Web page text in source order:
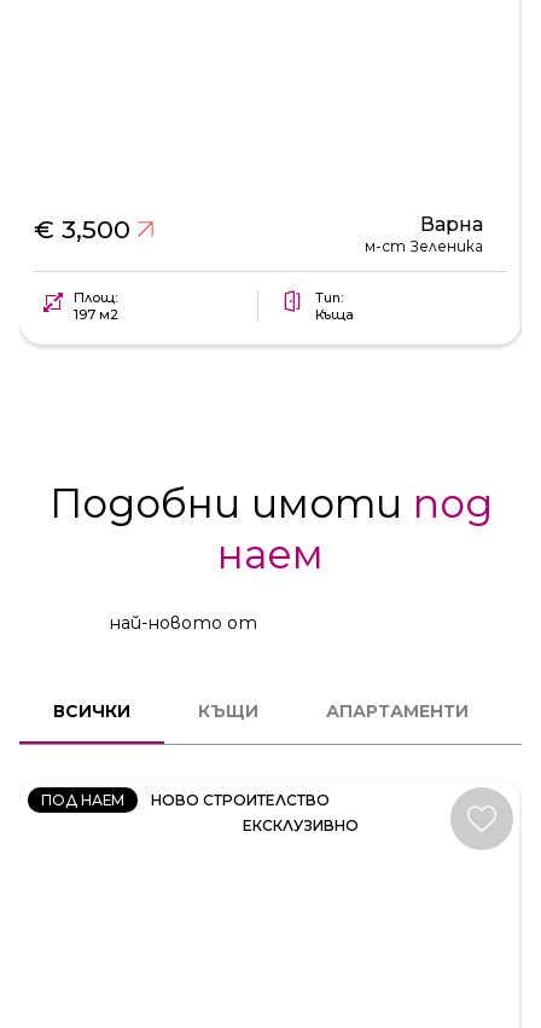
€ 3,500 Варна
м-ст Зеленика
Площ:
197 м2
Тип:
Къща
Подобни имоти под
наем
най-новото от
ВСИЧКИ КЪЩИ АПАРТАМЕНТИ
ПОД НАЕМ
НОВО СТРОИТЕЛСТВО
ЕКСКЛУЗИВНО
КЪЩА
КОД:
35414